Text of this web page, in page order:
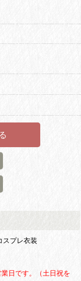
プレ衣装
日です。（土日祝を